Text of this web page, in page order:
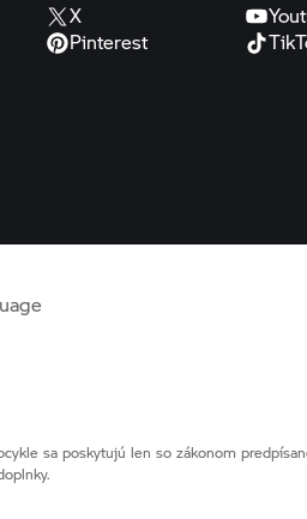
X
Pinterest
sa poskytujú len so zákonom